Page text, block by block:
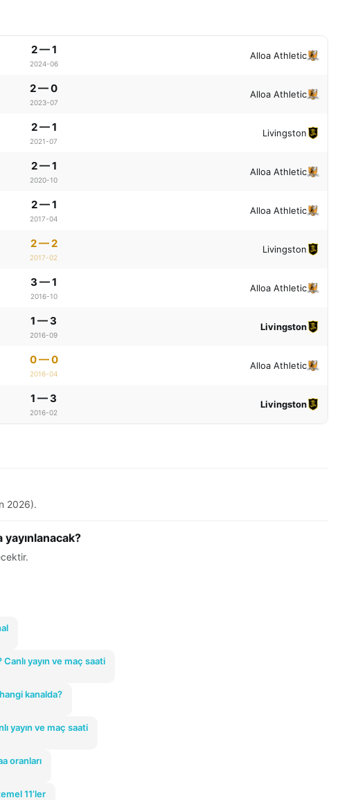
2 — 1
2024-06
Alloa Athletic
2 — 0
2023-07
Alloa Athletic
2 — 1
2021-07
Livingston
2 — 1
2020-10
Alloa Athletic
2 — 1
2017-04
Alloa Athletic
2 — 2
2017-02
Livingston
3 — 1
2016-10
Alloa Athletic
1 — 3
2016-09
Livingston
0 — 0
2016-04
Alloa Athletic
1 — 3
2016-02
Livingston
2026).
yayın ve maç saati
kanalda?
yayın ve maç saati
oranları
11’ler